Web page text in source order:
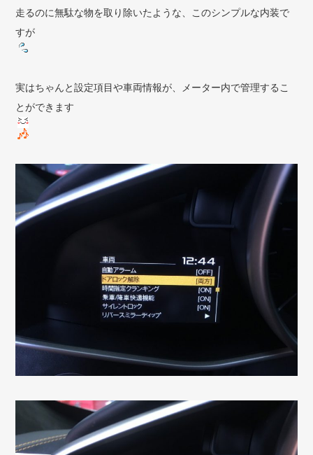
走るのに無駄な物を取り除いたような、このシンプルな内装で
すが
実はちゃんと設定項目や車両情報が、メーター内で管理するこ
とができます